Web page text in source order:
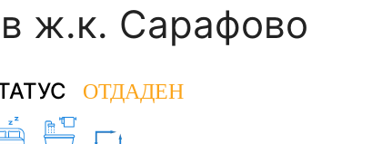
в ж.к. Сарафово
ОТДАДЕН